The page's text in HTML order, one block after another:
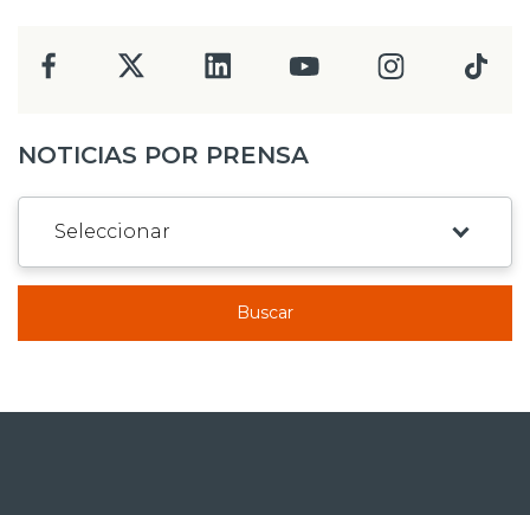
NOTICIAS POR PRENSA
Buscar